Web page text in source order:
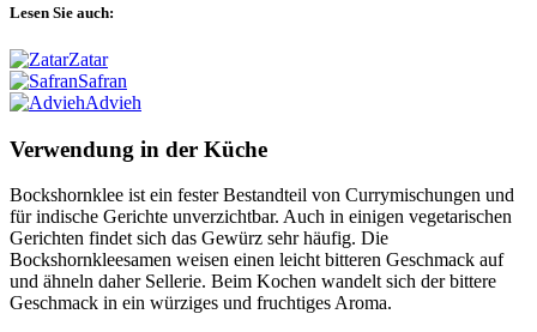
Lesen Sie auch:
Zatar
Safran
Advieh
Verwendung in der Küche
Bockshornklee ist ein fester Bestandteil von Currymischungen und
für indische Gerichte unverzichtbar. Auch in einigen vegetarischen
Gerichten findet sich das Gewürz sehr häufig. Die
Bockshornkleesamen weisen einen leicht bitteren Geschmack auf
und ähneln daher Sellerie. Beim Kochen wandelt sich der bittere
Geschmack in ein würziges und fruchtiges Aroma.